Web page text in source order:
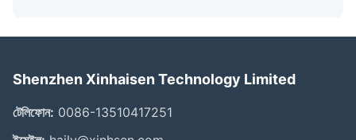
Shenzhen Xinhaisen Technology Limited
টেলিফোন: 0086-13510417251